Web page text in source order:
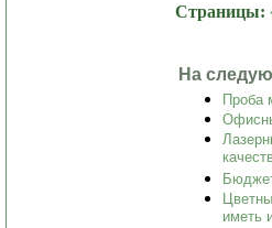
Страницы:
На
Проба
иметь